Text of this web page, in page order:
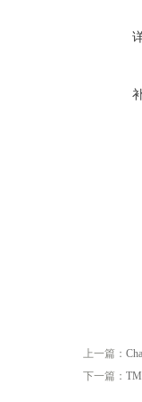
上一篇：
下一篇：